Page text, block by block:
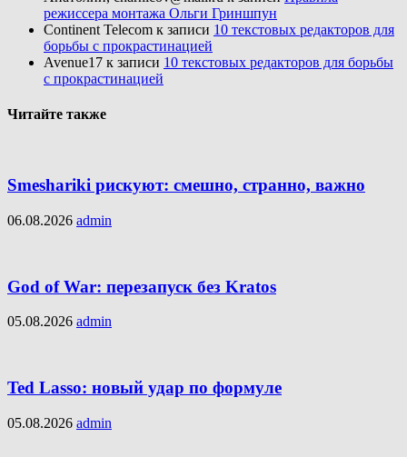
режиссера монтажа Ольги Гриншпун
Continent Telecom к записи 10 текстовых редакторов для
борьбы с прокрастинацией
Avenue17 к записи 10 текстовых редакторов для борьбы
с прокрастинацией
Читайте также
Smeshariki рискуют: смешно, странно, важно
06.08.2026 admin
God of War: перезапуск без Kratos
05.08.2026 admin
Ted Lasso: новый удар по формуле
05.08.2026 admin